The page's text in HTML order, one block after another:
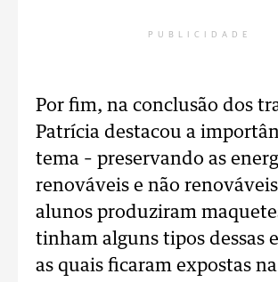
PUBLICIDADE
Por fim, na conclusão dos
Patrícia destacou a
tema – preservando as
renováveis e não
alunos produziram
tinham alguns tipos dessas
as quais ficaram expostas